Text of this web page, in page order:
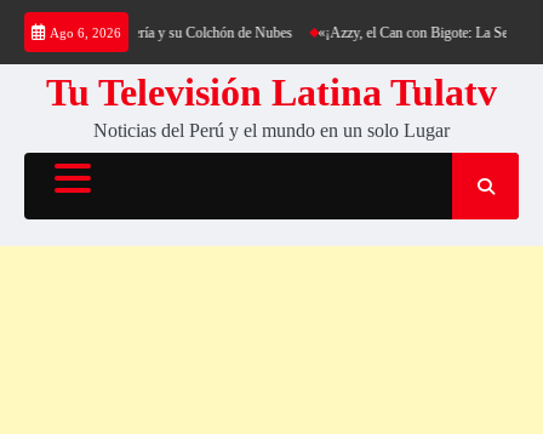
Saltar
contenido
Ago 6, 2026
al Cerro Cantería y su Colchón de Nubes «¡Azzy, el Can con Bigote: La Sensación
Tu Televisión Latina Tulatv
Noticias del Perú y el mundo en un solo Lugar